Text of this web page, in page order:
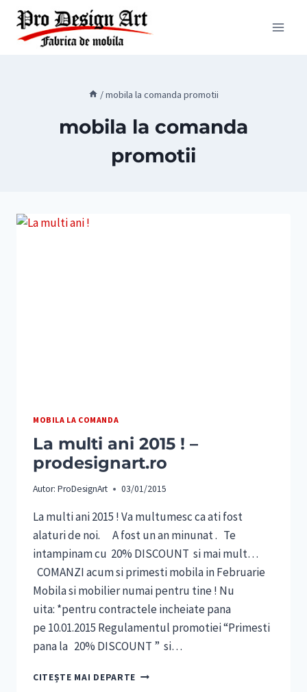
Skip
content
/mobila la comanda promotii
mobila la comanda
promotii
MOBILA LA COMANDA
La multi ani 2015 ! –
prodesignart.ro
Autor: ProDesignArt 03/01/2015
La multi ani 2015 ! Va multumesc ca ati fost
alaturi de noi. A fost un an minunat . Te
intampinam cu 20% DISCOUNT si mai mult…
COMANZI acum si primesti mobila in Februarie
Mobila si mobilier numai pentru tine ! Nu
uita: *pentru contractele incheiate pana
pe 10.01.2015 Regulamentul promotiei “Primesti
pana la 20% DISCOUNT ” si…
CITEȘTE MAI DEPARTELA